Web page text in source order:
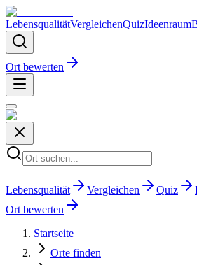
LebensqualitätVergleichenQuizIdeenraum
Ort bewerten
Lebensqualität Vergleichen Quiz
Ort bewerten
Startseite
Orte finden